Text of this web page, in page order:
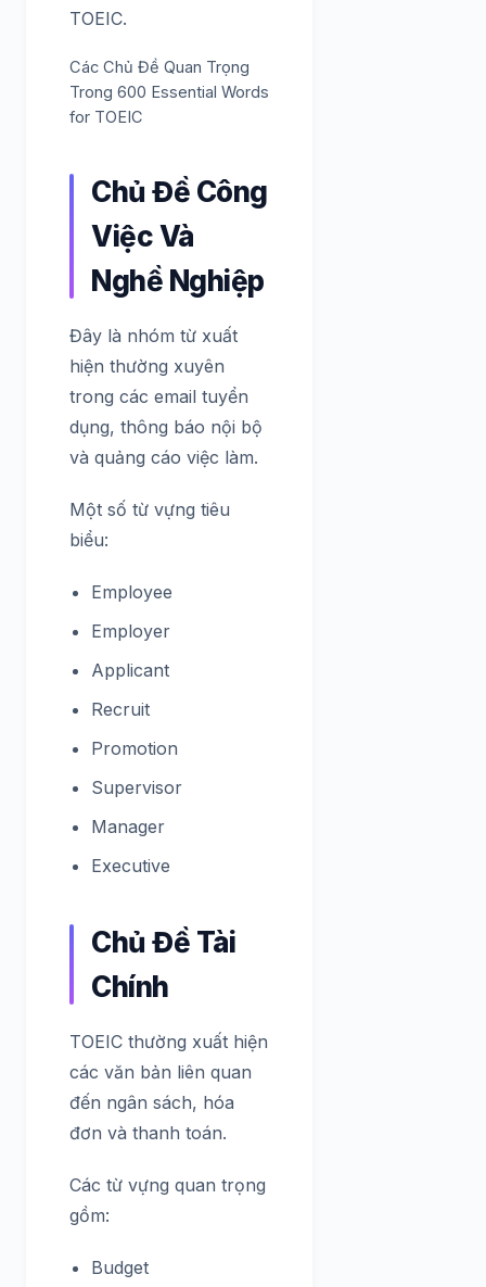
TOEIC.
Các Chủ Đề Quan Trọng
Trong 600 Essential Words
for TOEIC
Chủ Đề Công
Việc Và
Nghề Nghiệp
Đây là nhóm từ xuất
hiện thường xuyên
trong các email tuyển
dụng, thông báo nội bộ
và quảng cáo việc làm.
Một số từ vựng tiêu
biểu:
Employee
Employer
Applicant
Recruit
Promotion
Supervisor
Manager
Executive
Chủ Đề Tài
Chính
TOEIC thường xuất hiện
các văn bản liên quan
đến ngân sách, hóa
đơn và thanh toán.
Các từ vựng quan trọng
gồm:
Budget